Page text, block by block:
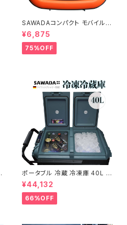
SAWADAコンパクト モバイル
バッテリー（オレンジ）AC電圧11
0V
¥6,875
75%OFF
ポータブル 冷蔵 冷凍庫 40L 熱
中症 対策 車載 2室 2層 独立
大容量 セカンド 小型冷蔵庫 静
音 キャンプ アウトドア 車中泊
¥44,132
66%OFF